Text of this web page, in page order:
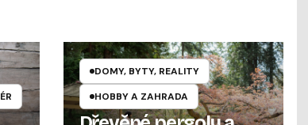
DOMY, BYTY, REALITY
HOBBY A ZAHRADA